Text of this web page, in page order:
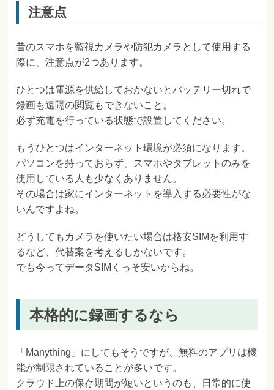
注意点
昔のスマホを監視カメラや防犯カメラとして使用する
際に、注意点が2つあります。
ひとつは電源を供給しておかないとバッテリー切れで
録画も遠隔の閲覧もできないこと。
必ず充電を行っている状態で設置してください。
もうひとつはインターネット環境が必須になります。
パソコンを持っておらず、スマホやタブレットのみを
使用している人も少なくありません。
その場合は家にインターネットを導入する必要性がな
いんですよね。
どうしてもカメラを使いたい場合は格安SIMを利用す
るなど、代替案を考えるしかないです。
でも今ってデータSIMくっそ安いからね。
本格的に録画するなら
「Manything」にしてもそうですが、無料のアプリは機
能が制限されていることが多いです。
クラウド上の保存期間が短いというのも、日常的に使